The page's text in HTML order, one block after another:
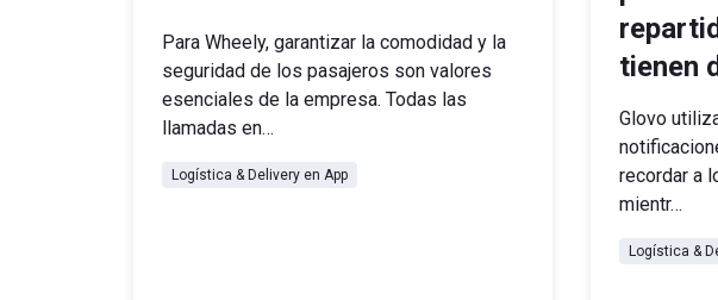
Para Wheely, garantizar la comodidad y la
seguridad de los pasajeros son valores
esenciales de la empresa. Todas las
llamadas en…
Logística & Delivery en App
tienen
Glovo
recordar a
mientr…
Logística &